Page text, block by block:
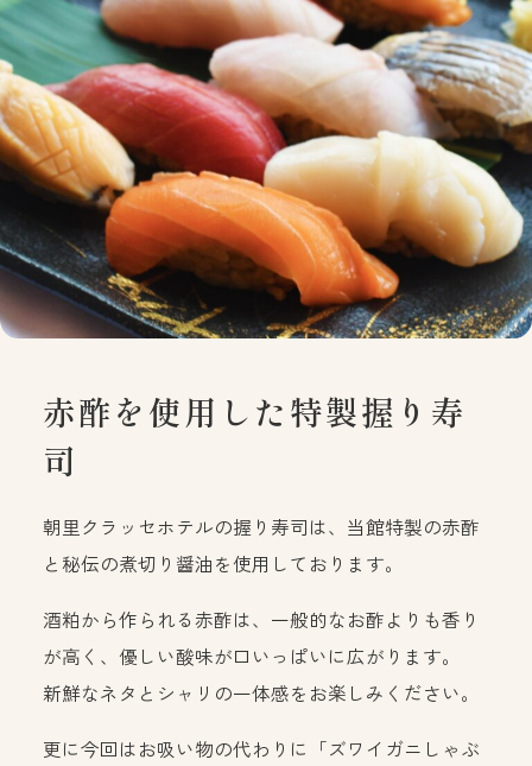
赤酢を使用した特製握り寿
司
朝里クラッセホテルの握り寿司は、当館特製の赤酢
と秘伝の煮切り醤油を使用しております。
酒粕から作られる赤酢は、一般的なお酢よりも香り
が高く、優しい酸味が口いっぱいに広がります。
新鮮なネタとシャリの一体感をお楽しみください。
更に今回はお吸い物の代わりに「ズワイガニしゃぶ